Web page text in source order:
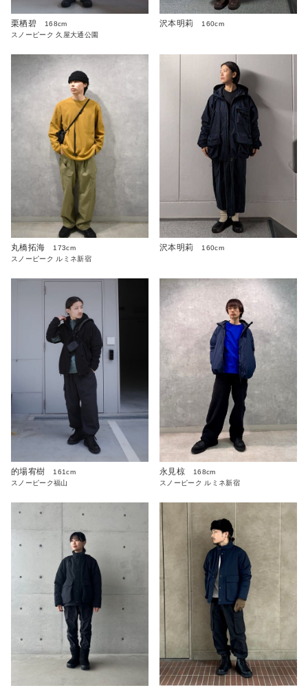
栗栖碧
168cm
スノーピーク 久屋大通公園
沢本明莉 160cm
丸橋拓海
173cm
スノーピーク ルミネ新宿
沢本明莉 160cm
的場宥樹
161cm
スノーピーク福山
永見椋
168cm
スノーピーク ルミネ新宿